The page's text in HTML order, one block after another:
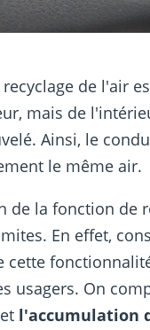
de l'air
mais de
Ainsi, le
le même air.
de la fonction de
En effet,
cette
usagers. On
l'accumulation